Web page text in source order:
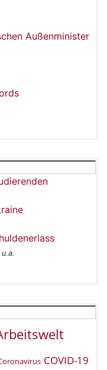
Außenminister
COVID-19